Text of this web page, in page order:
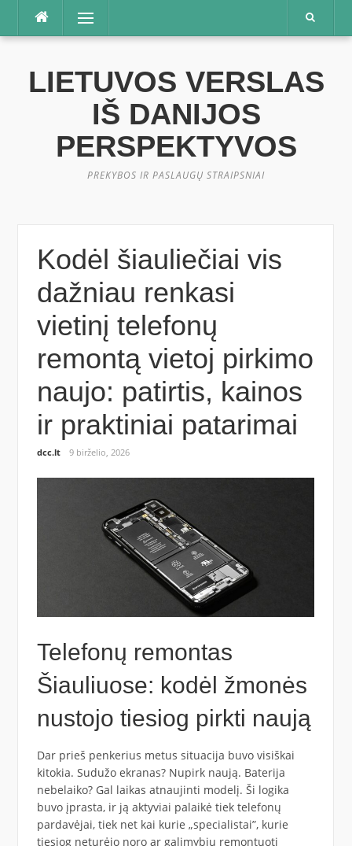
Praleisti
Meniu
LIETUVOS VERSLAS
IŠ DANIJOS
PERSPEKTYVOS
PREKYBOS IR PASLAUGŲ STRAIPSNIAI
Kodėl šiauliečiai vis
dažniau renkasi
vietinį telefonų
remontą vietoj pirkimo
naujo: patirtis, kainos
ir praktiniai patarimai
dcc.lt 9 birželio, 2026
Telefonų remontas
Šiauliuose: kodėl žmonės
nustojo tiesiog pirkti naują
Dar prieš penkerius metus situacija buvo visiškai
kitokia. Sudužo ekranas? Nupirk naują. Baterija
nebelaiko? Gal laikas atnaujinti modelį. Ši logika
buvo įprasta, ir ją aktyviai palaikė tiek telefonų
pardavėjai, tiek net kai kurie „specialistai”, kurie
tiesiog neturėjo noro ar galimybių remontuoti